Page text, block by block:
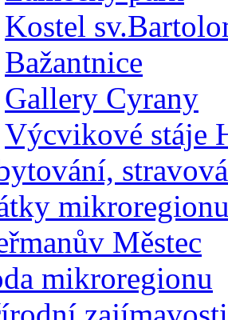
Kostel
Bažantnice
Gallery Cyrany
Výcvikové stáje
Městec
mikroregionu